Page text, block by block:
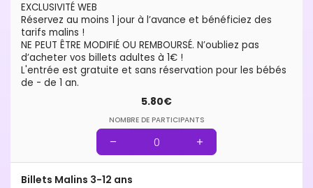
EXCLUSIVITÉ WEB
Réservez au moins 1 jour à l’avance et bénéficiez des
tarifs malins !
NE PEUT ÊTRE MODIFIÉ OU REMBOURSÉ. N’oubliez pas
d’acheter vos billets adultes à 1€ !
L'entrée est gratuite et sans réservation pour les bébés
de - de 1 an.
5.80€
NOMBRE DE PARTICIPANTS
Billets Malins 3-12 ans